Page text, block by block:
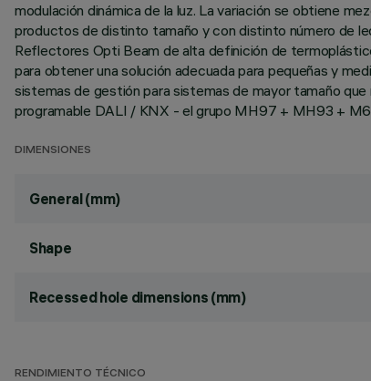
modulación dinámica de la luz. La variación se obtiene
productos de distinto tamaño y con distinto número de
Reflectores Opti Beam de alta definición de
para obtener una solución adecuada para pequeñas y
sistemas de gestión para sistemas de mayor tamaño
programable DALI / KNX - el grupo MH97 + MH93 +
DIMENSIONES
General (mm)
Shape
Recessed hole dimensions (mm)
RENDIMIENTO TÉCNICO